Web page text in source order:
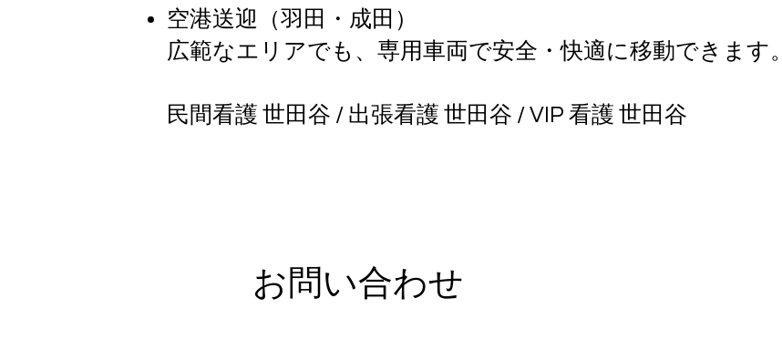
空港送迎（羽田・成田）
広範なエリアでも、専用車両で安全・快適に移動できます。
民間看護 世田谷 / 出張看護 世田谷 / VIP 看護 世田谷
お問い合わせ